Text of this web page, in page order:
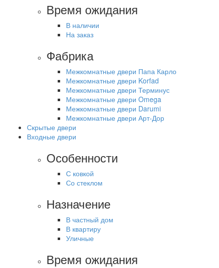
Время ожидания
В наличии
На заказ
Фабрика
Межкомнатные двери Папа Карло
Межкомнатные двери Korfad
Межкомнатные двери Терминус
Межкомнатные двери Omega
Межкомнатные двери Darumi
Межкомнатные двери Арт-Дор
Скрытые двери
Входные двери
Особенности
С ковкой
Со стеклом
Назначение
В частный дом
В квартиру
Уличные
Время ожидания